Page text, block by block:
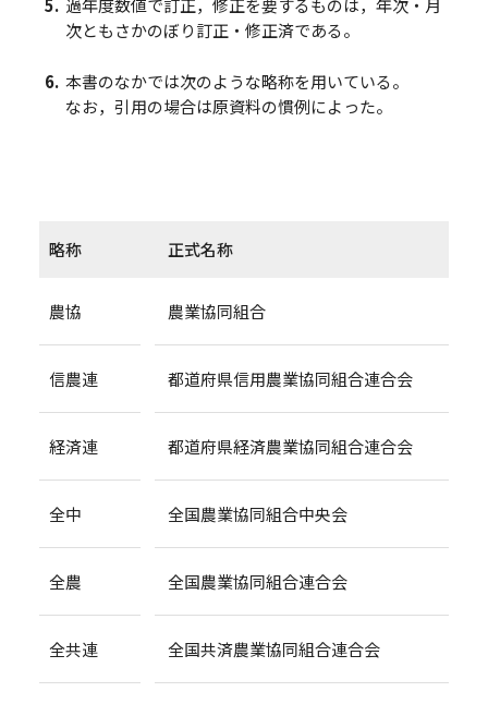
過年度数値で訂正，修正を要するものは，年次・月
次ともさかのぼり訂正・修正済である。
本書のなかでは次のような略称を用いている。
なお，引用の場合は原資料の慣例によった。
略称 正式名称
農協 農業協同組合
信農連 都道府県信用農業協同組合連合会
経済連 都道府県経済農業協同組合連合会
全中 全国農業協同組合中央会
全農 全国農業協同組合連合会
全共連 全国共済農業協同組合連合会